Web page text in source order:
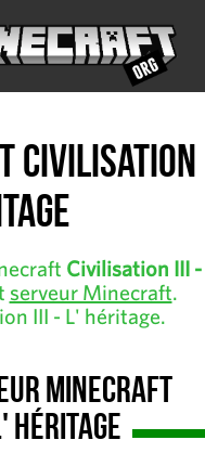
Civilisation
Civilisation III -
serveur Minecraft.
III - L' héritage.
Minecraft
héritage